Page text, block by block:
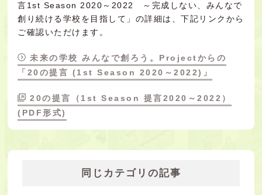
言1st Season 2020～2022 ～完成しない、みんなで
創り続ける学校を目指して」の詳細は、下記リンクから
ご確認いただけます。
未来の学校 みんなで創ろう。Projectからの
「20の提言 (1st Season 2020～2022)」
20の提言（1st Season 提言2020～2022）
(PDF形式)
同じカテゴリの記事